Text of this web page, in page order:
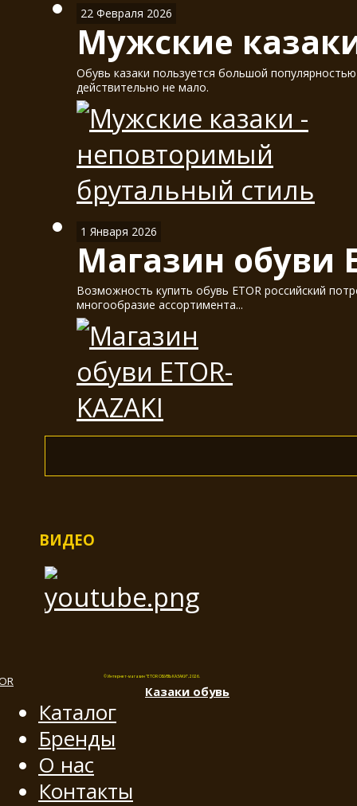
22 Февраля 2026
Мужские
Обувь казаки пользуется большой
действительно не мало.
1 Января 2026
Магазин обуви
Возможность купить обувь ETOR российский
многообразие ассортимента...
ВИДЕО
© Интернет-магазин "ETOR ОБУВЬ КАЗАКИ", 2026.
Казаки обувь
Каталог
Бренды
О нас
Контакты